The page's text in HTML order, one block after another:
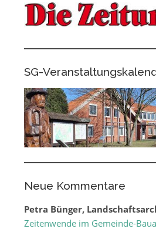
SG-
Neue Kommentare
Petra Bünger,
Zeitenwende im Gemeinde-